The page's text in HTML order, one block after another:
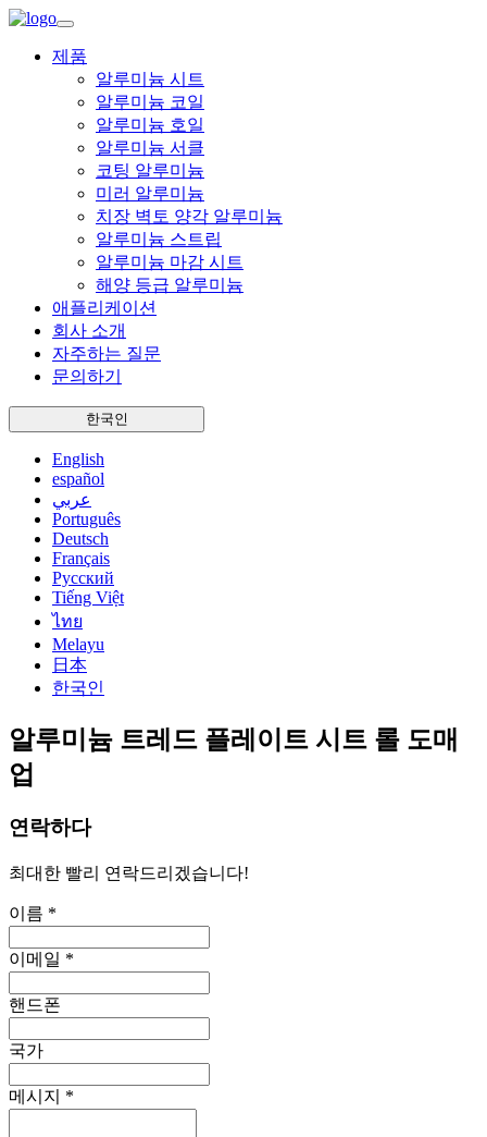
제품
알루미늄 시트
알루미늄 코일
알루미늄 호일
알루미늄 서클
코팅 알루미늄
미러 알루미늄
치장 벽토 양각 알루미늄
알루미늄 스트립
알루미늄 마감 시트
해양 등급 알루미늄
애플리케이션
회사 소개
자주하는 질문
문의하기
한국인
English
español
عربي
Português
Deutsch
Français
Русский
Tiếng Việt
ไทย
Melayu
日本
한국인
알루미늄 트레드 플레이트 시트 롤 도매
업
연락하다
최대한 빨리 연락드리겠습니다!
이름 *
이메일 *
핸드폰
국가
메시지 *